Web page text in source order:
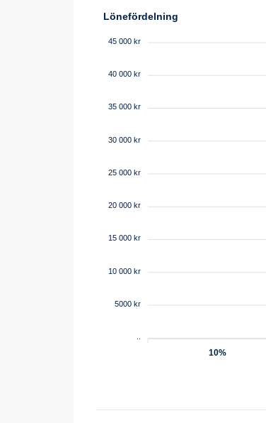
Lönefördelning
45 000 kr
40 000 kr
35 000 kr
30 000 kr
25 000 kr
20 000 kr
15 000 kr
10 000 kr
5000 kr
10%